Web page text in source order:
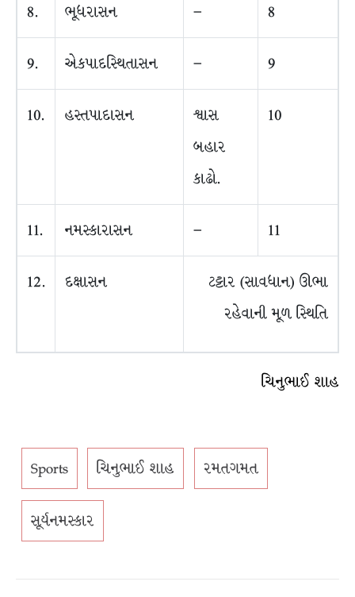
8. ભૂધરાસન – 8
9. એકપાદસ્થિતાસન – 9
10. હસ્તપાદાસન
શ્વાસ
બહાર
કાઢો.
10
11. નમસ્કારાસન – 11
12. દક્ષાસન
ટટ્ટાર (સાવધાન) ઊભા
રહેવાની મૂળ સ્થિતિ
ચિનુભાઈ શાહ
Sports ચિનુભાઈ શાહ રમતગમત
સૂર્યનમસ્કાર